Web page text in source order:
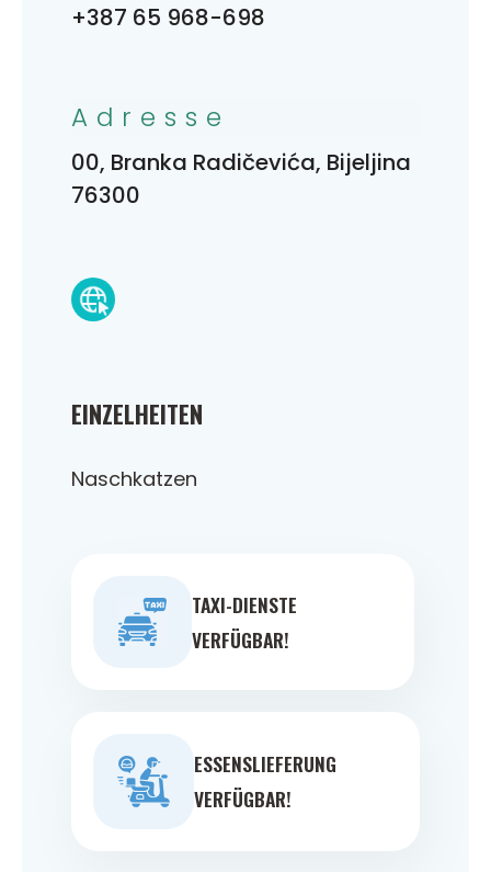
EINZELHEITEN
Naschkatzen
TAXI-DIENSTE
VERFÜGBAR!
ESSENSLIEFERUNG
VERFÜGBAR!
+387 65 968-698
Adresse
00, Branka Radičevića, Bijeljina
76300